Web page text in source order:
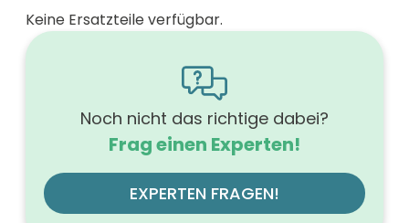
Keine Ersatzteile verfügbar.
Noch nicht das richtige dabei?
Frag einen Experten!
EXPERTEN FRAGEN!